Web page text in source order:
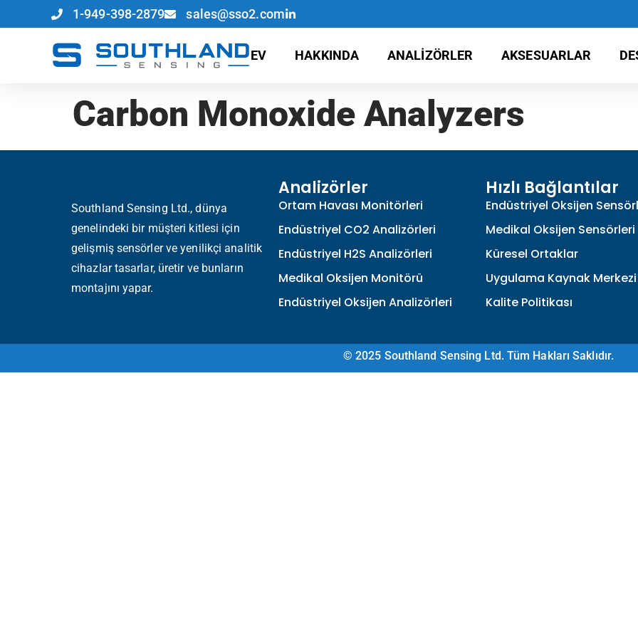
1-949-398-2879 sales@sso2.com
EV HAKKINDA ANALIZÖRLER AKSESUARLAR
Carbon Monoxide Analyzers
Southland Sensing Ltd., dünya
genelindeki bir müşteri kitlesi için
gelişmiş sensörler ve yenilikçi analitik
cihazlar tasarlar, üretir ve bunların
montajını yapar.
Analizörler
Ortam Havası Monitörleri
Endüstriyel CO2 Analizörleri
Endüstriyel H2S Analizörleri
Medikal Oksijen Monitörü
Endüstriyel Oksijen Analizörleri
Hızlı Bağlantılar
Endüstriyel Oksijen
Medikal Oksijen Sensörleri
Küresel Ortaklar
Uygulama Kaynak Merkezi
Kalite Politikası
© 2025 Southland Sensing Ltd. Tüm Hakları Saklıdır.